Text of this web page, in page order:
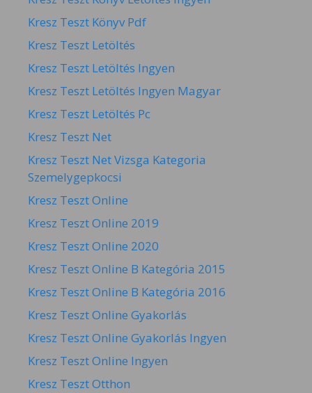
Kresz Teszt Könyv Pdf
Kresz Teszt Letöltés
Kresz Teszt Letöltés Ingyen
Kresz Teszt Letöltés Ingyen Magyar
Kresz Teszt Letöltés Pc
Kresz Teszt Net
Kresz Teszt Net Vizsga Kategoria
Szemelygepkocsi
Kresz Teszt Online
Kresz Teszt Online 2019
Kresz Teszt Online 2020
Kresz Teszt Online B Kategória 2015
Kresz Teszt Online B Kategória 2016
Kresz Teszt Online Gyakorlás
Kresz Teszt Online Gyakorlás Ingyen
Kresz Teszt Online Ingyen
Kresz Teszt Otthon